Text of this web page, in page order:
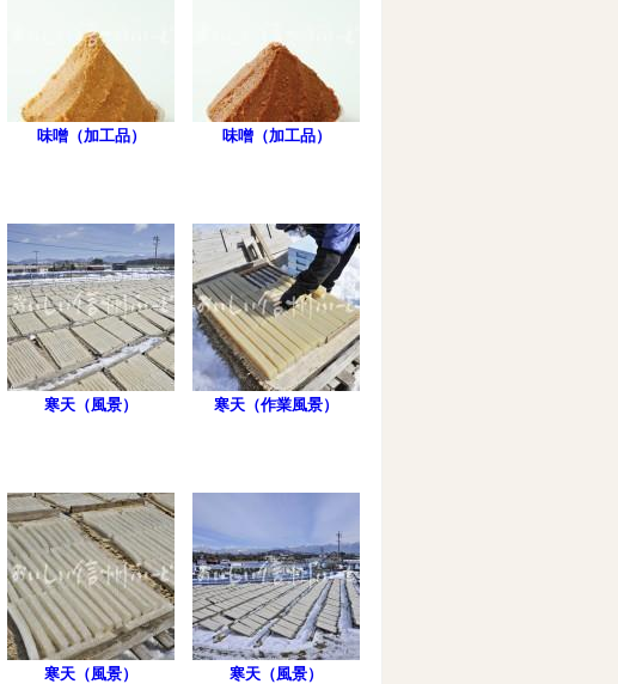
味噌（加工品） 味噌（加工品）
寒天（風景） 寒天（作業風景）
寒天（風景） 寒天（風景）